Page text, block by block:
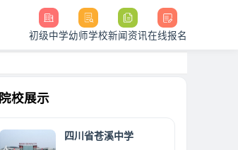
初级中学幼师学校新闻资讯在线报名
院校展示
四川省苍溪中学